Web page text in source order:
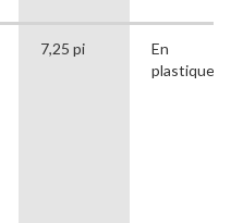
7,25 pi
En
plastique